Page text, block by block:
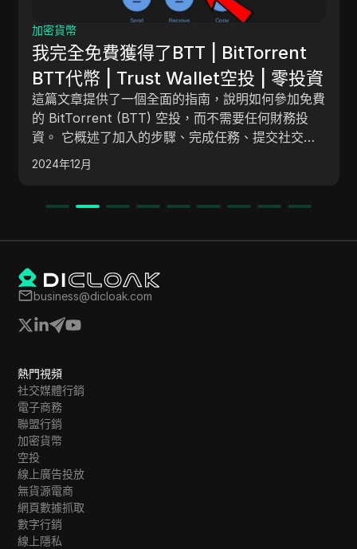
加密貨幣
$KRAIN 空投已啟動。提交錢包以獲
取您的份額 || 不要錯過
KRAIN 空投為對加密貨幣發展感興趣的個人提供了
一個令人興奮的機會。 參與者可以通過提交他們的
Solana 錢包地址並分享推薦鏈接來增加潛在獎勵。
KRAIN 通過社交媒體積極與社區互動，提供更新並
舉辦贈品活動。 雖然有潛在的財務獎勵，但參與者
究。
2024年12月
business@dicloak.com
熱門視頻
社交媒體行銷
電子商務
聯盟行銷
加密貨幣
空投
線上廣告投放
無貨源電商
網頁數據抓取
數字行銷
線上隱私